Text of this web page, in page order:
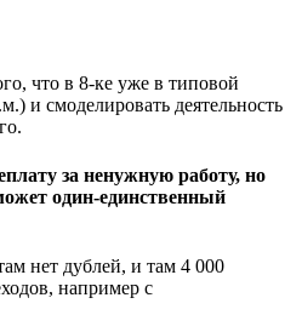
что в 8-ке уже в типовой
и смоделировать деятельность
за ненужную работу, но
один-единственный
нет дублей, и там 4 000
например с